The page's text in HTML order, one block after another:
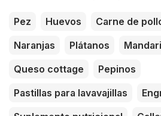
Pez Huevos Carne de
Naranjas
Plátanos
Queso cottage
Pepinos
Pastillas para lavavajillas